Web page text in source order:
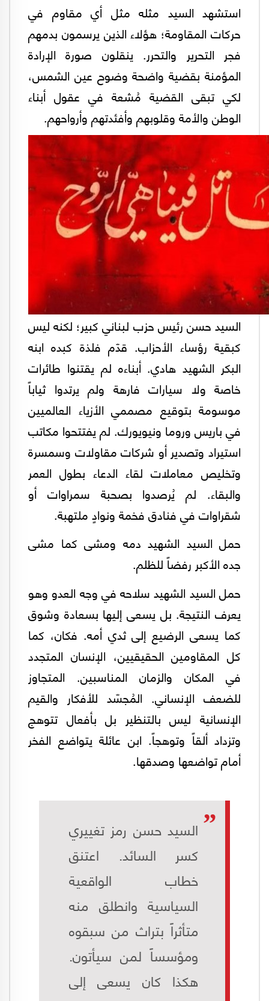
استشهد السيد مثله مثل أي مقاوم في
حركات المقاومة؛ هؤلاء الذين يرسمون بدمهم
فجر التحرير والتحرر. ينقلون صورة الإرادة
المؤمنة بقضية واضحة وضوح عين الشمس،
لكي تبقى القضية مُشعة في عقول أبناء
الوطن والأمة وقلوبهم وأفئدتهم وأرواحهم.
السيد حسن رئيس حزب لبناني كبير؛ لكنه ليس
كبقية رؤساء الأحزاب. قدّم فلذة كبده ابنه
البكر الشهيد هادي. أبناءه لم يقتنوا طائرات
خاصة ولا سيارات فارهة ولم يرتدوا ثياباً
موسومة بتوقيع مصممي الأزياء العالميين
في باريس وروما ونيويورك. لم يفتتحوا مكاتب
استيراد وتصدير أو شركات مقاولات وسمسرة
وتخليص معاملات لقاء الدعاء بطول العمر
والبقاء. لم يُرصدوا بصحبة سمراوات أو
شقراوات في فنادق فخمة ونوادٍ ملتهبة.
حمل السيد الشهيد دمه ومشى كما مشى
جده الأكبر رفضاً للظلم.
حمل السيد الشهيد سلاحه في وجه العدو وهو
يعرف النتيجة. بل يسعى إليها بسعادة وشوق
كما يسعى الرضيع إلى ثدي أمه. فكان، كما
كل المقاومين الحقيقيين، الإنسان المتجدد
في المكان والزمان المناسبين. المتجاوز
للضعف الإنساني. المُجسّد للأفكار والقيم
الإنسانية ليس بالتنظير بل بأفعال تتوهج
وتزداد ألقاً وتوهجاً. ابن عائلة يتواضع الفخر
أمام تواضعها وصدقها.
السيد حسن رمز تغييري
كسر السائد. اعتنق
خطاب الواقعية
السياسية وانطلق منه
متأثراً بتراث من سبقوه
ومؤسساً لمن سيأتون.
هكذا كان يسعى إلى